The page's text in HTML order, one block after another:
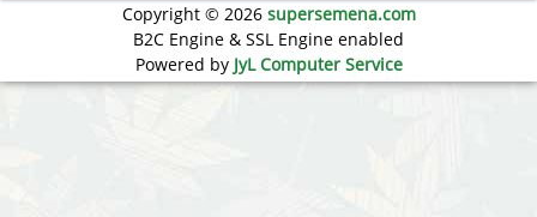
Copyright © 2026 supersemena.com
B2C Engine & SSL Engine enabled
Powered by JyL Computer Service